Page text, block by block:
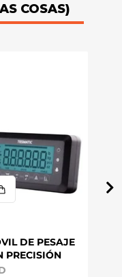
COSAS)
DE PESAJE
PRECISIÓN
habitual